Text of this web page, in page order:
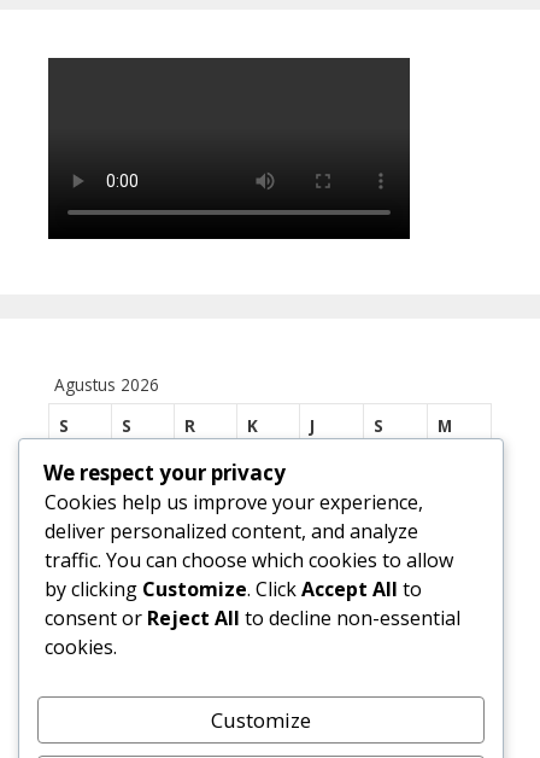
Agustus 2026
S
S R K J S
M
3
4 5 6 8
10
11 12 13 14 15
16
17
18 19 20 21 22
24
31
We respect your privacy
Cookies help us improve your experience,
deliver personalized content, and analyze
traffic. You can choose which cookies to allow
by clicking Customize. ClickAccept All to
consent or Reject All to decline non-essential
cookies.
Customize